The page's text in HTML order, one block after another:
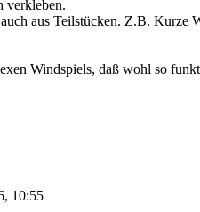
verkleben.
aus Teilstücken. Z.B. Kurze
Windspiels, daß wohl so
10:55